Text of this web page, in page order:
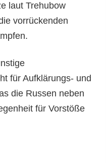
laut Trehubow
vorrückenden
für Aufklärungs- und
die Russen neben
für Vorstöße